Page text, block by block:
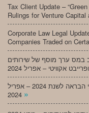
Tax Client Update –
Rulings for Venture
Corporate Law Legal
Companies Traded on
במס ערך מוסף של שירותים
מעו”דכן יחסי עבודה – הקפאה והפחתה של דמי הבראה לשנת 2024 – אפריל
»